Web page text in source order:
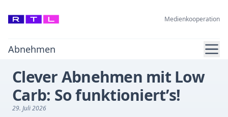
Medienkooperation
Abnehmen
Clever Abnehmen mit Low
Carb: So funktioniert’s!
29. Juli 2026